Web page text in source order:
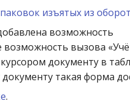
изъятых из
возможность
вызова
документу в
такая форма
.